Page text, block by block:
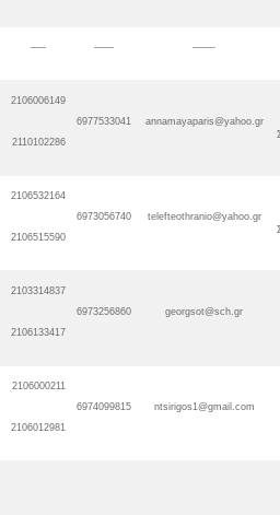
—– —— ——-
2106006149
2110102286
6977533041
annamayaparis@yahoo.gr
2106532164
2106515590
6973056740 telefteothranio@yahoo.gr
2103314837
2106133417
6973256860 georgsot@sch.gr
2106000211
2106012981
6974099815 ntsirigos1@gmail.com